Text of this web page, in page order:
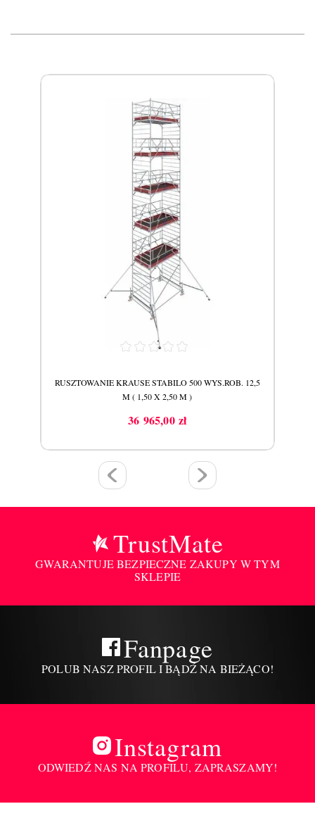
RUSZTOWANIE KRAUSE STABILO 500 WYS.ROB. 12,5
M ( 1,50 X 2,50 M )
Cena
36 965,00 zł
TrustMate
GWARANTUJE BEZPIECZNE ZAKUPY W TYM
SKLEPIE
Fanpage
POLUB NASZ PROFIL I BĄDŹ NA BIEŻĄCO!
Instagram
ODWIEDŹ NAS NA PROFILU, ZAPRASZAMY!